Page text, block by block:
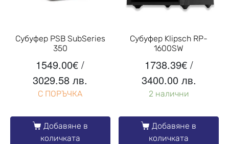
Субуфер PSB SubSeries
350
1549.00€ /
3029.58 лв.
С ПОРЪЧКА
Добавяне в
количката
Субуфер Klipsch RP-
1600SW
1738.39€/
3400.00 лв.
2 налични
Добавяне в
количката